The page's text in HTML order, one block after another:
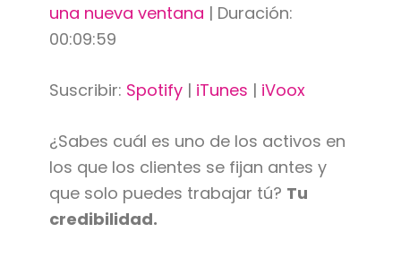
una nueva ventana | Duración:
00:09:59
Suscribir: Spotify| iTunes | iVoox
¿Sabes cuál es uno de los activos en
los que los clientes se fijan antes y
que solo puedes trabajar tú? Tu
credibilidad.